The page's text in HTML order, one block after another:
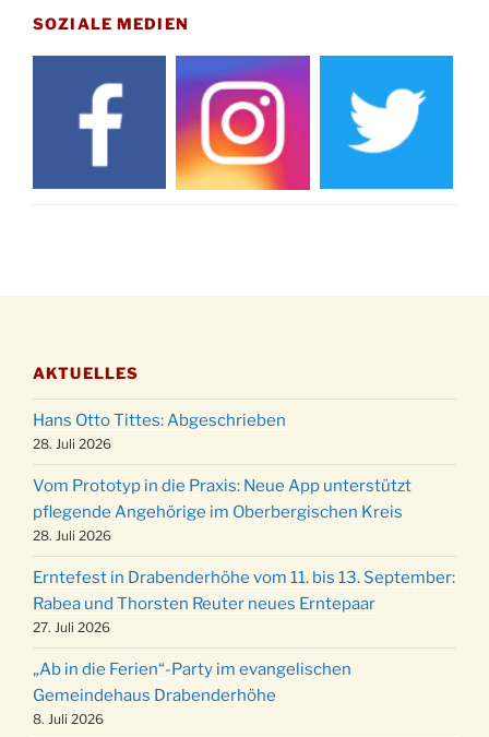
Drabenderhöhe um 11:15 Uhr
21.11.
Basar im Ev. Gemeindehaus von 14-16:30 Uhr
Katharinenball des Honterus Chors im
Stadtteilhaus um 19:00 Uhr
Kinderbibeltag im Ev. Gemeindehaus von 10-
12 Uhr
Stadtteilhaus um 19:00 Uhr
11.12.
Puer-Natus weihnachtliches Brauchtum am
Robert-Gassner-Hof um 17:00 Uhr
19.12.
Kinderbibeltag im Ev. Gemeindehaus von 10-
12 Uhr
20.12.
Weihnachts-Konzert des Honterus Chors in
der Kirche um 17:00 Uhr
24.12.
Familiengottesdienst mit Krippenspiel im Ev.
Gemeindehaus um 15:00 Uhr
24.12. Familiengottesdienst in der FeG um 16 Uhr
24.12.
Weihnachtsgottesdienst in der Kirche um
15:00 Uhr
24.12.
Weihnachtsgottesdienst in der Kirche um
SOZIALE MEDIEN
AKTUELLES
Hans Otto Tittes: Abgeschrieben
28. Juli 2026
Vom Prototyp in die Praxis: Neue App unterstützt
pflegende Angehörige im Oberbergischen Kreis
28. Juli 2026
Erntefest in Drabenderhöhe vom 11. bis 13. September:
Rabea und Thorsten Reuter neues Erntepaar
27. Juli 2026
„Ab in die Ferien“-Party im evangelischen
Gemeindehaus Drabenderhöhe
8. Juli 2026